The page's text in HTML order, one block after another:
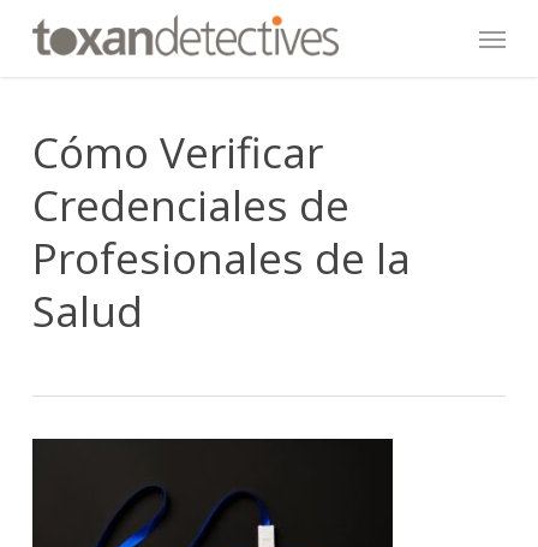
Menu
Cómo Verificar
Credenciales de
Profesionales de la
Salud